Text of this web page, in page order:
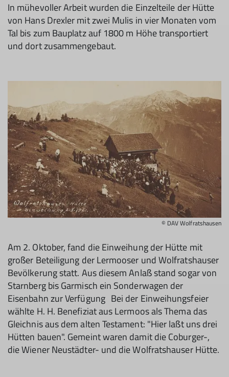
In mühevoller Arbeit wurden die Einzelteile der Hütte
von Hans Drexler mit zwei Mulis in vier Monaten vom
Tal bis zum Bauplatz auf 1800 m Höhe transportiert
und dort zusammengebaut.
© DAV Wolfratshausen
Am 2. Oktober, fand die Einweihung der Hütte mit
großer Beteiligung der Lermooser und Wolfratshauser
Bevölkerung statt. Aus diesem Anlaß stand sogar von
Starnberg bis Garmisch ein Sonderwagen der
Eisenbahn zur Verfügung Bei der Einweihungsfeier
wählte H. H. Benefiziat aus Lermoos als Thema das
Gleichnis aus dem alten Testament: "Hier laßt uns drei
Hütten bauen". Gemeint waren damit die Coburger-,
die Wiener Neustädter- und die Wolfratshauser Hütte.